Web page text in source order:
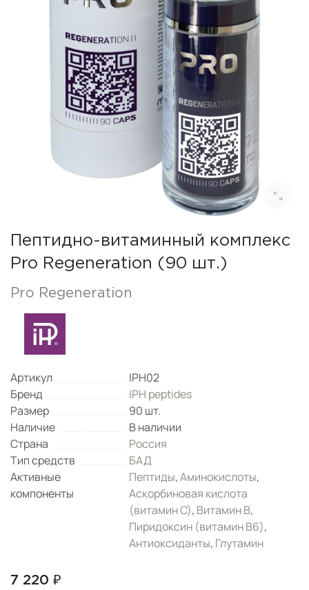
Пептидно-витаминный комплекс
Pro Regeneration (90 шт.)
Pro Regeneration
Артикул
IPH02
Бренд
IPH peptides
Размер
90 шт.
Наличие
В наличии
Страна
Россия
Тип средств
БАД
Активные
компоненты
Пептиды,Аминокислоты,
Аскорбиновая кислота
(витамин С), Витамин B,
Пиридоксин (витамин B6),
Антиоксиданты, Глутамин
7 220 ₽